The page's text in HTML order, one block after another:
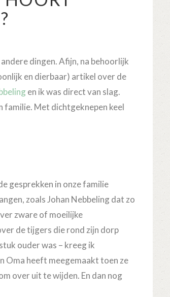
dingen. Afijn, na behoorlijk
en dierbaar) artikel over de
en ik was direct van slag.
familie. Met dichtgeknepen keel
gesprekken in onze familie
zoals Johan Nebbeling dat zo
zware of moeilijke
de tijgers die rond zijn dorp
ouder was – kreeg ik
Oma heeft meegemaakt toen ze
over uit te wijden. En dan nog